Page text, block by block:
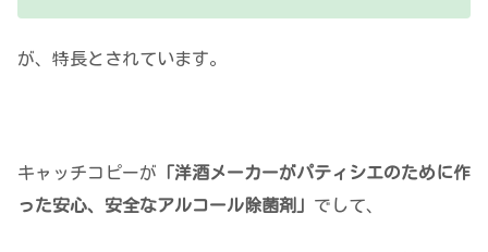
が、特長とされています。
キャッチコピーが 「洋酒メーカーがパティシエのために作
った安心、安全なアルコール除菌剤」 でして、